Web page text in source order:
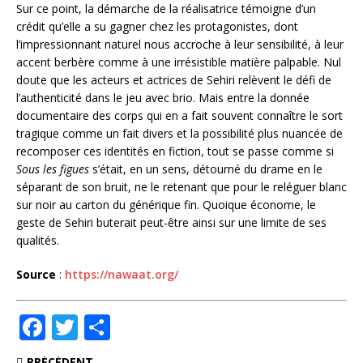
Sur ce point, la démarche de la réalisatrice témoigne d’un
crédit qu’elle a su gagner chez les protagonistes, dont
l’impressionnant naturel nous accroche à leur sensibilité, à leur
accent berbère comme à une irrésistible matière palpable. Nul
doute que les acteurs et actrices de Sehiri relèvent le défi de
l’authenticité dans le jeu avec brio. Mais entre la donnée
documentaire des corps qui en a fait souvent connaître le sort
tragique comme un fait divers et la possibilité plus nuancée de
recomposer ces identités en fiction, tout se passe comme si
Sous les figues s’était, en un sens, détourné du drame en le
séparant de son bruit, ne le retenant que pour le reléguer blanc
sur noir au carton du générique fin. Quoique économe, le
geste de Sehiri buterait peut-être ainsi sur une limite de ses
qualités.
Source : https://nawaat.org/
F
a
T
w